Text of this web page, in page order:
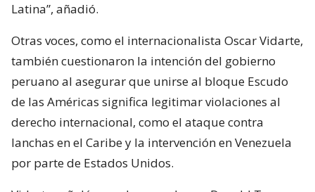
Latina”, añadió.
Otras voces, como el internacionalista Oscar Vidarte,
también cuestionaron la intención del gobierno
peruano al asegurar que unirse al bloque Escudo
de las Américas significa legitimar violaciones al
derecho internacional, como el ataque contra
lanchas en el Caribe y la intervención en Venezuela
por parte de Estados Unidos.